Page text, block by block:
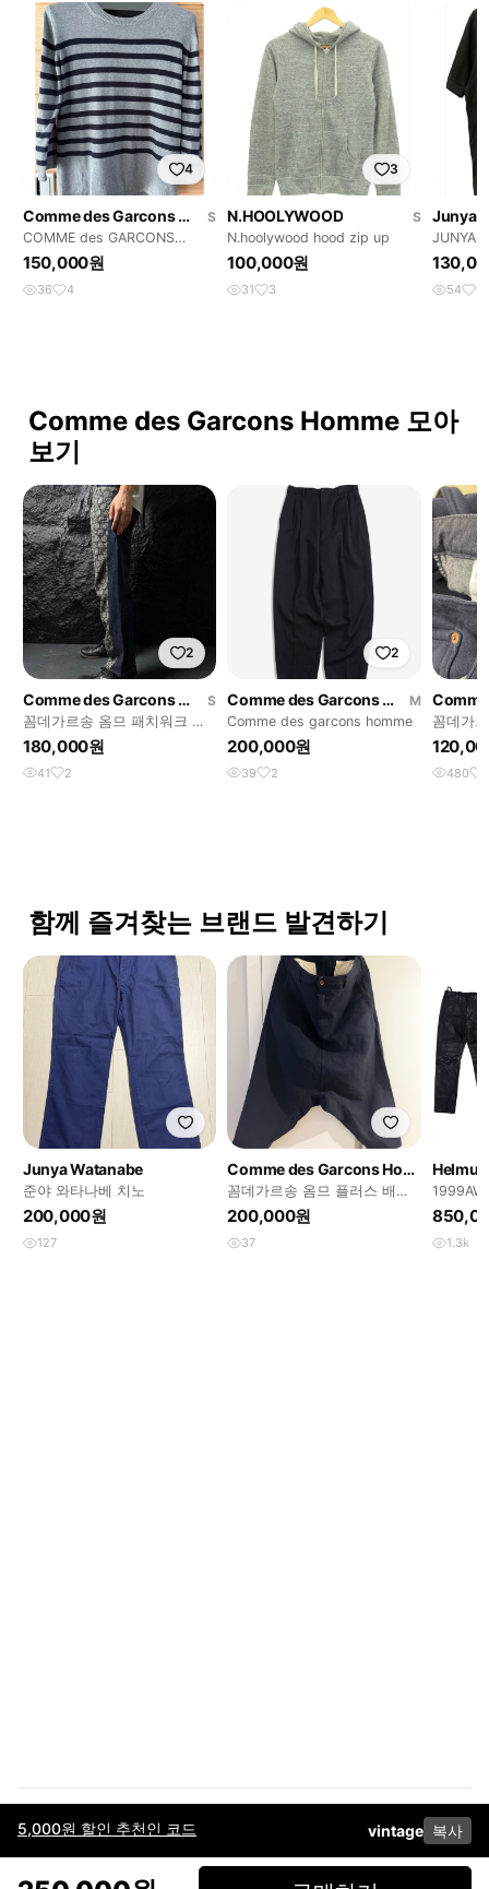
5,000원 할인 추천인 코드 vintage 복사
4
Comme des Garcons Homme
S
COMME des GARCONS
HOMME
150,000원
36 4
3
N.HOOLYWOOD
S
N.hoolywood hood zip up
100,000원
31 3
Junya
JUNYA
54 9
Comme des Garcons Homme 모아
보기
2
Comme des Garcons Homme
S
꼼데가르송 옴므 패치워크 도
킹 데님 팬츠
180,000원
41 2
2
Comme des Garcons Homme
M
Comme des garcons homme
200,000원
39 2
꼼데가
AD2015
480
함께 즐겨찾는 브랜드 발견하기
Junya Watanabe
준야 와타나베 치노
200,000원
127
Comme des Garcons Homme Plus
꼼데가르송 옴므 플러스 배기
팬츠
200,000원
37
Helmut
Coating
1.3k
이용약관고객센터판매개인정보 처리방침사업자 정보다운로드
페이스북